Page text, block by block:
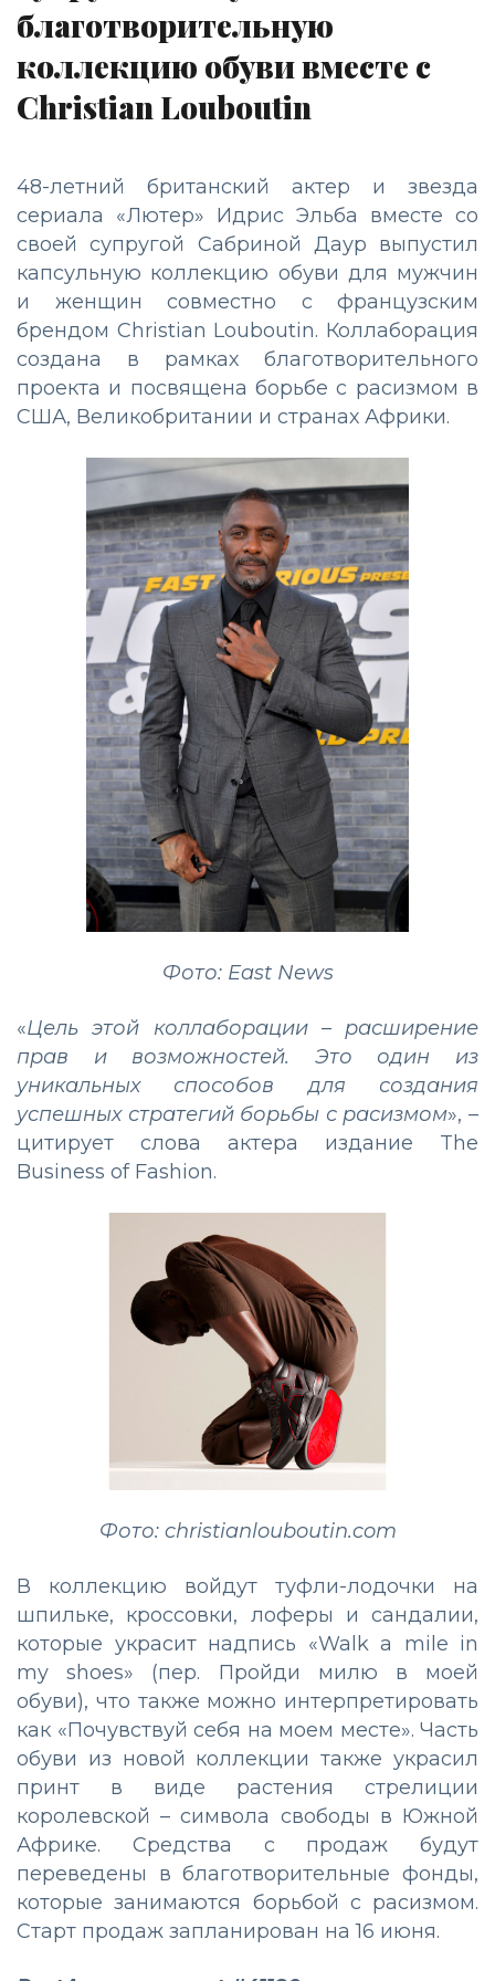
благотворительную
коллекцию обуви вместе с
Christian Louboutin
48-летний британский актер и звезда
сериала «Лютер» Идрис Эльба вместе со
своей супругой Сабриной Даур выпустил
капсульную коллекцию обуви для мужчин
и женщин совместно с французским
брендом Christian Louboutin. Коллаборация
создана в рамках благотворительного
проекта и посвящена борьбе с расизмом в
США, Великобритании и странах Африки.
Фото: East News
«Цель этой коллаборации – расширение
прав и возможностей. Это один из
уникальных способов для создания
успешных стратегий борьбы с расизмом», –
цитирует слова актера издание The
Business of Fashion.
Фото: christianlouboutin.com
В коллекцию войдут туфли-лодочки на
шпильке, кроссовки, лоферы и сандалии,
которые украсит надпись «Walk a mile in
my shoes» (пер. Пройди милю в моей
обуви), что также можно интерпретировать
как «Почувствуй себя на моем месте». Часть
обуви из новой коллекции также украсил
принт в виде растения стрелиции
королевской – символа свободы в Южной
Африке. Средства с продаж будут
переведены в благотворительные фонды,
которые занимаются борьбой с расизмом.
Старт продаж запланирован на 16 июня.